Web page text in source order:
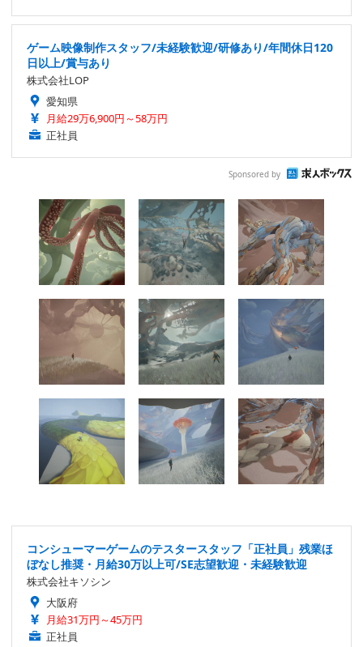
ゲーム映像制作スタッフ/未経験歓迎/研修あり/年間休日120
日以上/賞与あり
株式会社LOP
愛知県
月給29万6,900円～58万円
正社員
Sponsored by
コンシューマーゲームのテスタースタッフ「正社員」残業ほ
ぼなし推奨・月給30万以上可/SE志望歓迎・未経験歓迎
株式会社キソシン
大阪府
月給31万円～45万円
正社員